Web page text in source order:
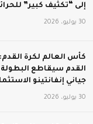
إلى “تكثيف كبير”
30 يوليو، 2026
كأس العالم لكرة القدم:
القدم سيقاطع
جياني إنفانتينو
30 يوليو، 2026